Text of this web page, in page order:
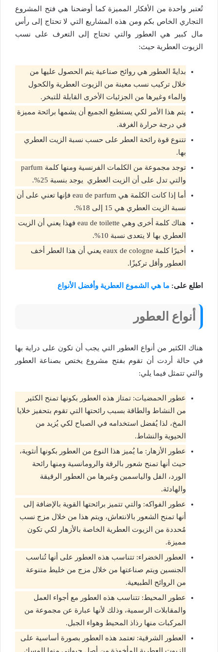
تُعتبر واحدة من الأفكار المميزة كما أوضحنا هي فتح المشروع
التجاري الخاص بكم ومن هذه المشاريع التي لا تحتاج إلى رأس
مال كبير هي العطور والتي تحتاج إلى التعرف على نسب
الزيوت العطرية حيث:
بدايةً العطور هي روائح صناعية يتم الحصول عليها من
خلال تركيب نسب معينة من الزيوت العطرية والكحول
والماء وغيرها من الجزئيات الأخرى القابلة للتبخر.
يتم هذا الأمر لكي يستطيع الجميع أن يشمها برائحة مميزة
في درجة حرارة الغرفة.
تتنوع قوة رائحة العطر على حسب نسبة الزيت العطري
بها.
توجد مجموعة من الكلمات الفرنسية ومنها كلمة parfum
والتي تدل على أن الزيت العطري يوجد بنسبة 25%.
أما إذا كانت الكلمة هي eau de parfum فإنها تعني على أن
نسبة الزيت العطري هي 15 إلى 18%.
هناك كلمة أخرى وهي eau de toilette فهذا يعني أن الزيت
العطري بها لا يتعدى نسبة 10%.
أخيرًا كلمة eaux de cologne يعني أن هذا العطر أخف
العطور وأقل تركيزًا.
اطلع على: ما هي الشموع العطرية وأفضل الأنواع
أنواع العطور
هناك الكثير من أنواع العطور التي يجب أن تكون على دراية بها
في حالة أردت أن تقوم بفتح مشروع يختص بصناعة العطور
والتي تتمثل فيما يلي:
عطور الحمضيات: تمتاز هذه العطور بكونها تمنح الكثير
من النشاط والطاقة بسبب رائحتها التي تقوم بتحفيز خلايا
المخ، لذا يُفضل استخدامه في الصباح لكي يُزيد من
الحيوية والنشاط.
عطور الأزهار: ما يُميز هذا النوع من العطور بكونها أنثوية،
حيث أنها تمنح شعور بالرقة والرومانسية ومنها رائحة
الورد، الفل والياسمين وغيرها من العطور الرقيقة
والهادئة.
عطور الفواكه: والتي تتميز برائحتها القوية بالإضافة إلى
أنها تمنح الشعور بالانتعاش، ويتم هذا من خلال مزج نسب
مُحددة من الزيوت العطرية الخاصة بالأزهار لكي تكون
مميزة.
العطور الخضراء: تتناسب هذه العطور على أنها تُناسب
الجنسين ويتم صناعتها من خلال مزج من خليط متنوعة
من الروائح الطبيعية.
عطور المحيط: تتناسب هذه العطور مع أجواء العمل
والمقابلات الرسمية، وذلك لأنها عبارة عن مجموعة من
المركبات منها رذاذ المحيط وهواء الجبل.
العطور الشرقية: تعتمد هذه العطور بصورة أساسية على